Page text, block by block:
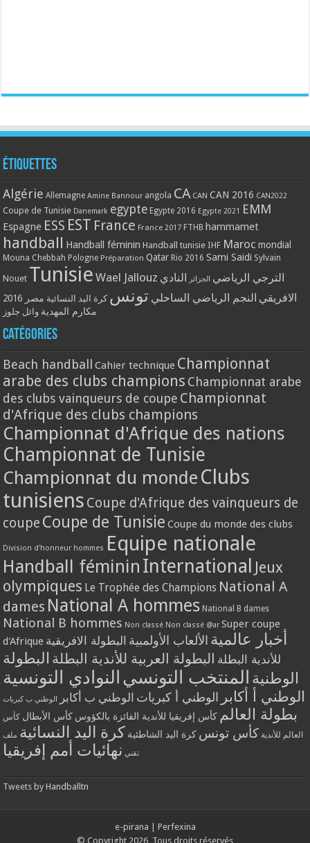
Étiquettes
Algérie Allemagne Amine Bannour angola CA CAN CAN 2016 CAN2022
Coupe de Tunisie Danemark egypte Egypte 2016 Egypte 2021 EMM
Espagne ESS EST France France 2017 FTHB hammamet
handball Handball féminin Handball tunisie IHF Maroc mondial
Mouna Chebbah Pologne Préparation Qatar Rio 2016 Sami Saidi Sylvain
Nouet Tunisie Wael Jallouz الترجي الرياضي الجزائر النادي
الافريقي النجم الرياضي الساحلي تونس كرة اليد النسائية مصر 2016
مكارم المهدية وائل جلوز
Catégories
Beach handball Cahier technique Championnat
arabe des clubs champions Championnat arabe
des clubs vainqueurs de coupe Championnat
d'Afrique des clubs champions
Championnat d'Afrique des nations
Championnat de Tunisie
Championnat du monde Clubs
tunisiens Coupe d'Afrique des vainqueurs de
coupe Coupe de Tunisie Coupe du monde des clubs
Division d'honneur hommes Equipe nationale
Handball féminin International Jeux
olympiques Le Trophée des Champions National A
dames National A hommes National B dames
National B hommes Non classé Non classé @ar Super coupe
d'Afrique
أخبار عالمية الألعاب الأولمبية البطولة الافريقية
للأندية البطلة البطولة العربية للأندية البطلة البطولة
الوطنية المنتخب التونسي النوادي التونسية
الوطني أ أكابر الوطني أ كبريات الوطني ب أكابر الوطني ب كبريات
بطولة العالم كأس إفريقيا للأندية الفائزة بالكؤوس كأس الأبطال كأس
العالم للأندية كأس تونس كرة اليد الشاطئية كرة اليد النسائية ملف
تقني نهائيات أمم إفريقيا
Tweets by Handballtn
e-pirana
Perfexina
© Copyright 2026, Tous droits réservés